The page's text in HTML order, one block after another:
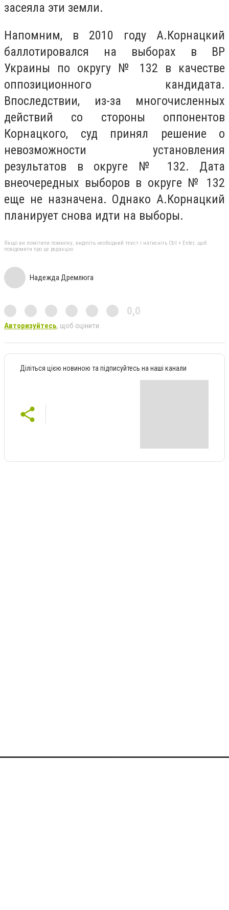
засеяла эти земли.
Напомним, в 2010 году А.Корнацкий
баллотировался на выборах в ВР
Украины по округу № 132 в качестве
оппозиционного кандидата.
Впоследствии, из-за многочисленных
действий со стороны оппонентов
Корнацкого, суд принял решение о
невозможности установления
результатов в округе № 132. Дата
внеочередных выборов в округе № 132
еще не назначена. Однако А.Корнацкий
планирует снова идти на выборы.
Якщо ви помітили помилку, виділіть необхідний текст і натисніть Ctrl + Enter, щоб
повідомити про це редакцію
Надежда Дремлюга
0,0
Авторизуйтесь, щоб оцінити
Діліться цією новиною та підписуйтесь на наші канали